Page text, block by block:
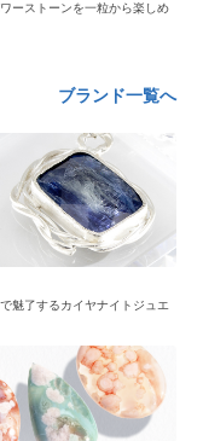
ーストーンを一粒から楽しめ
ブランド一覧へ
魅了するカイヤナイトジュエ